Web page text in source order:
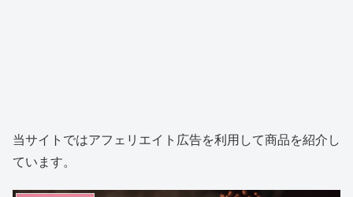
当サイトではアフェリエイト広告を利用して商品を紹介し
ています。